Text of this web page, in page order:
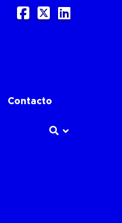
Facebook
X
Contacto